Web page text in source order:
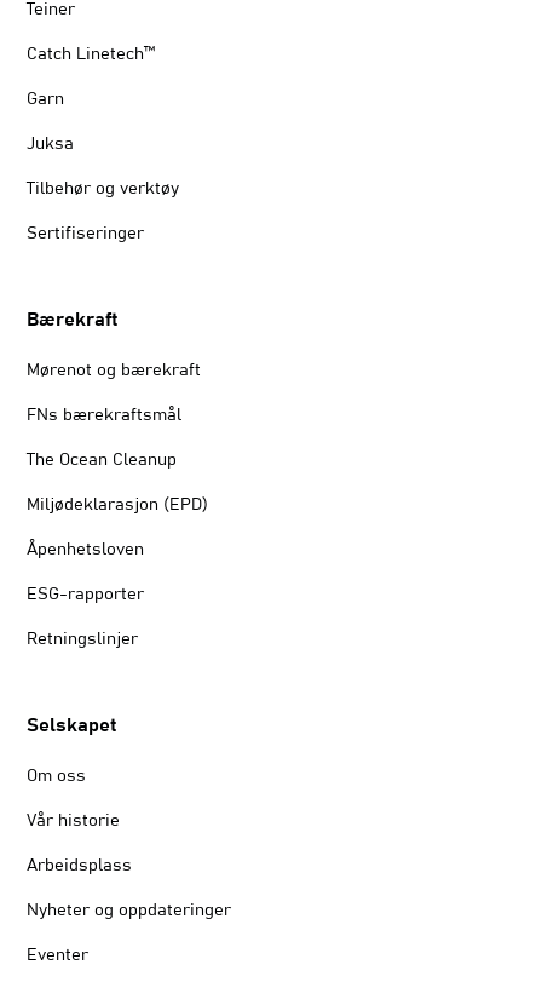
Teiner
Catch Linetech™
Garn
Juksa
Tilbehør og verktøy
Sertifiseringer
Bærekraft
Mørenot og bærekraft
FNs bærekraftsmål
The Ocean Cleanup
Miljødeklarasjon (EPD)
Åpenhetsloven
ESG-rapporter
Retningslinjer
Selskapet
Om oss
Vår historie
Arbeidsplass
Nyheter og oppdateringer
Eventer